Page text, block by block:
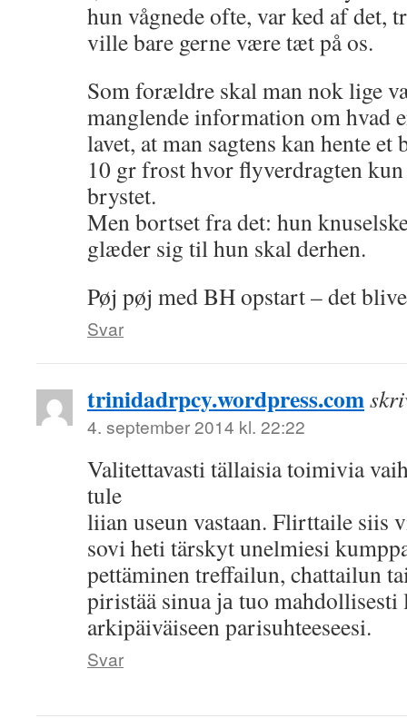
hun vågnede ofte, var ked af det,
ville bare gerne være tæt på os.
Som forældre skal man nok lige
manglende information om hvad
lavet, at man sagtens kan hente et
10 gr frost hvor flyverdragten
brystet.
Men bortset fra det: hun
glæder sig til hun skal derhen.
Pøj pøj med BH opstart – det
Svar
trinidadrpcy.wordpress.com
4. september 2014 kl. 22:22
Valitettavasti tällaisia toimivia
tule
liian useun vastaan. Flirttaile siis
sovi heti tärskyt unelmiesi
pettäminen treffailun, chattailun
piristää sinua ја tuo
arkipäiväiseen parisuhteeseesi.
Svar